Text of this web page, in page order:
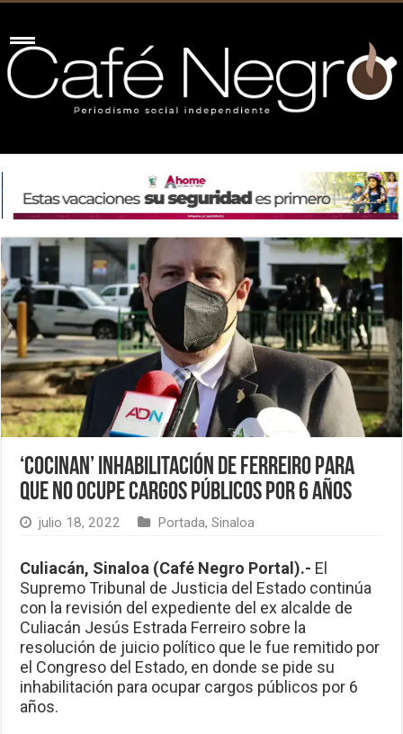
‘Cocinan’ inhabilitación de Ferreiro para
que no ocupe cargos públicos por 6 años
julio 18, 2022 Portada,Sinaloa
Culiacán, Sinaloa (Café Negro Portal).- El
Supremo Tribunal de Justicia del Estado continúa
con la revisión del expediente del ex alcalde de
Culiacán Jesús Estrada Ferreiro sobre la
resolución de juicio político que le fue remitido por
el Congreso del Estado, en donde se pide su
inhabilitación para ocupar cargos públicos por 6
años.